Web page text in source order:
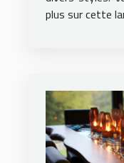
plus sur cette